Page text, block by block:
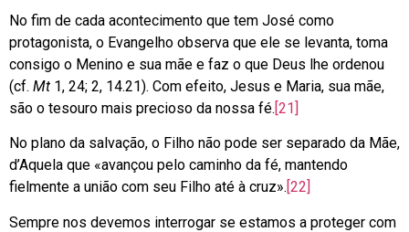
No fim de cada acontecimento que tem José como
protagonista, o Evangelho observa que ele se levanta, toma
consigo o Menino e sua mãe e faz o que Deus lhe ordenou
(cf. Mt 1, 24; 2, 14.21). Com efeito, Jesus e Maria, sua mãe,
são o tesouro mais precioso da nossa fé.[21]
No plano da salvação, o Filho não pode ser separado da Mãe,
d’Aquela que «avançou pelo caminho da fé, mantendo
fielmente a união com seu Filho até à cruz». [22]
Sempre nos devemos interrogar se estamos a proteger com